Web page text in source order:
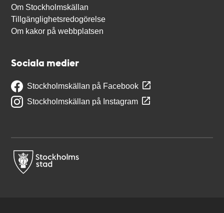
Om Stockholmskällan
Tillgänglighetsredogörelse
Om kakor på webbplatsen
Sociala medier
Stockholmskällan på Facebook
Stockholmskällan på Instagram